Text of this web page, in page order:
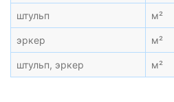
штульп м²
эркер м²
штульп, эркер м²